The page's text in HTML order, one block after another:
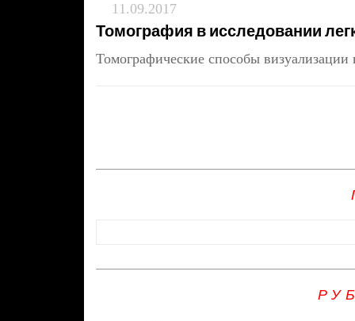
11.09.2017
Томография в исследовании
Томографические способы